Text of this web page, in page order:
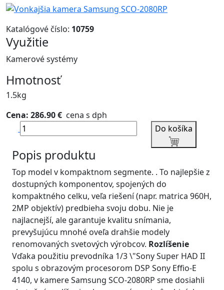
Katalógové číslo: 10759
Využitie
Kamerové systémy
Hmotnosť
1.5kg
Cena: 286.90 € cena s dph
Do košíka
Popis produktu
Top model v kompaktnom segmente. . To najlepšie z
dostupných komponentov, spojených do
kompaktného celku, veľa riešení (napr. matrica 960H,
2MP objektív) predbieha svoju dobu. Nie je
najlacnejší, ale garantuje kvalitu snímania,
prevyšujúcu mnohé oveľa drahšie modely
renomovaných svetových výrobcov. Rozlíšenie
Vďaka použitiu prevodníka 1/3 \"Sony Super HAD II
spolu s obrazovým procesorom DSP Sony Effio-E
4140, v kamere Samsung SCO-2080RP sme dosiahli